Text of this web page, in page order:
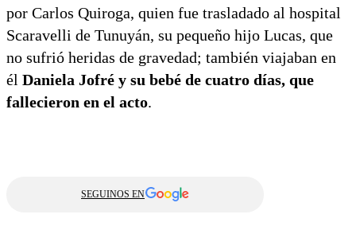
por Carlos Quiroga, quien fue trasladado al hospital
Scaravelli de Tunuyán, su pequeño hijo Lucas, que
no sufrió heridas de gravedad; también viajaban en
él Daniela Jofré y su bebé de cuatro días, que
fallecieron en el acto.
SEGUINOS EN